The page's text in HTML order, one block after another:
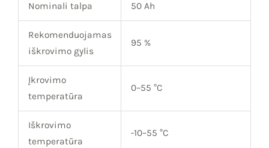
Nominali talpa 50 Ah
Rekomenduojamas
iškrovimo gylis
95 %
Įkrovimo
temperatūra
0–55 °C
Iškrovimo
temperatūra
-10–55 °C